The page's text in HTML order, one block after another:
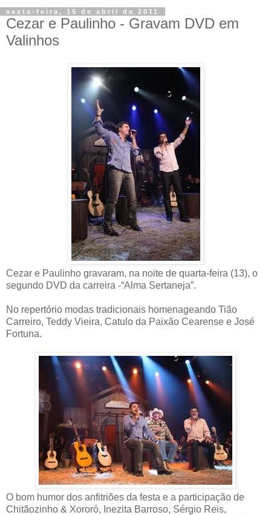
sexta-feira, 15 de abril de 2011
Cezar e Paulinho - Gravam DVD em
Valinhos
Cezar e Paulinho gravaram, na noite de quarta-feira (13), o
segundo DVD da carreira -“Alma Sertaneja”.
No repertório modas tradicionais homenageando Tião
Carreiro, Teddy Vieira, Catulo da Paixão Cearense e José
Fortuna.
O bom humor dos anfitriões da festa e a participação de
Chitãozinho & Xororó, Inezita Barroso, Sérgio Reis,